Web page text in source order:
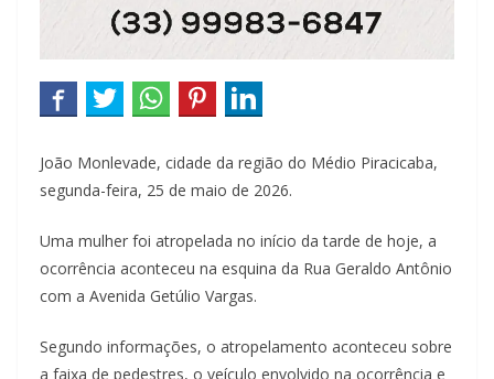
João Monlevade, cidade da região do Médio Piracicaba,
segunda-feira, 25 de maio de 2026.
Uma mulher foi atropelada no início da tarde de hoje, a
ocorrência aconteceu na esquina da Rua Geraldo Antônio
com a Avenida Getúlio Vargas.
Segundo informações, o atropelamento aconteceu sobre
a faixa de pedestres, o veículo envolvido na ocorrência e